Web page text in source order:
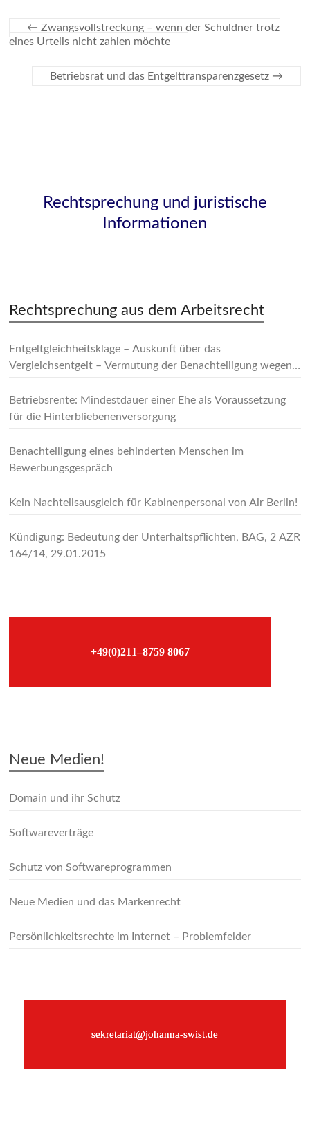
← Zwangsvollstreckung – wenn der Schuldner trotz
eines Urteils nicht zahlen möchte
Betriebsrat und das Entgelttransparenzgesetz →
Rechtsprechung und juristische
Informationen
Rechtsprechung aus dem Arbeitsrecht
Entgeltgleichheitsklage – Auskunft über das
Vergleichsentgelt – Vermutung der Benachteiligung wegen
Betriebsrente: Mindestdauer einer Ehe als Voraussetzung
für die Hinterbliebenenversorgung
Benachteiligung eines behinderten Menschen im
Bewerbungsgespräch
Kein Nachteilsausgleich für Kabinenpersonal von Air Berlin!
Kündigung: Bedeutung der Unterhaltspflichten, BAG, 2 AZR
164/14, 29.01.2015
+49(0)211–8759 8067
Neue Medien!
Domain und ihr Schutz
Softwareverträge
Schutz von Softwareprogrammen
Neue Medien und das Markenrecht
Persönlichkeitsrechte im Internet – Problemfelder
sekretariat@johanna-swist.de